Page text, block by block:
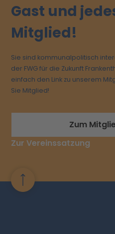
Gast und
Mitglied!
Sie sind kommunalpolitisch
der FWG für die Zukunft
einfach den Link zu unserem
Sie Mitglied!
Zum
Zur Vereinssatzung